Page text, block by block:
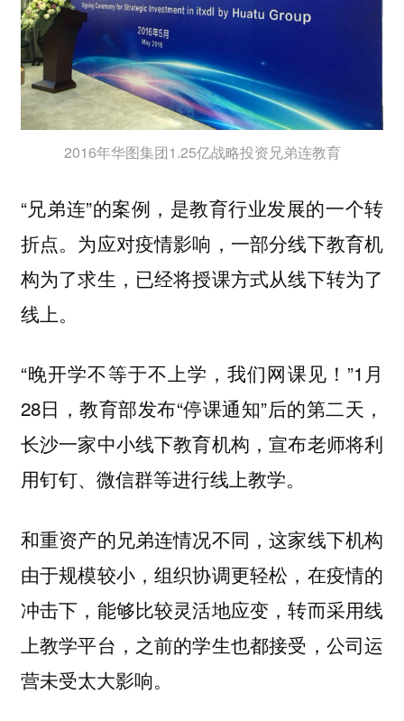
2016年华图集团1.25亿战略投资兄弟连教育
“兄弟连”的案例，是教育行业发展的一个转
折点。为应对疫情影响，一部分线下教育机
构为了求生，已经将授课方式从线下转为了
线上。
“晚开学不等于不上学，我们网课见！”1月
28日，教育部发布“停课通知”后的第二天，
长沙一家中小线下教育机构，宣布老师将利
用钉钉、微信群等进行线上教学。
和重资产的兄弟连情况不同，这家线下机构
由于规模较小，组织协调更轻松，在疫情的
冲击下，能够比较灵活地应变，转而采用线
上教学平台，之前的学生也都接受，公司运
营未受太大影响。